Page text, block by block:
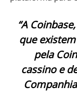
“A
que
pela
cassino e